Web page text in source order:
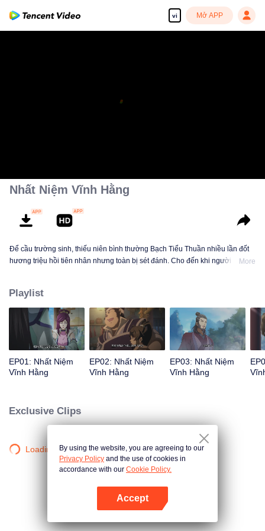
vi Mở APP
Nhất Niệm Vĩnh Hằng
Để cầu trường sinh, thiếu niên bình thường Bạch Tiểu Thuần nhiều lần đốt
hương triệu hồi tiên nhân nhưng toàn bị sét đánh. Cho đến khi người dẫnMore
Playlist
EP01: Nhất Niệm
Vĩnh Hằng
EP02: Nhất Niệm
Vĩnh Hằng
EP03: Nhất Niệm
Vĩnh Hằng
Exclusive Clips
Loading…By using the website, you are agreeing to our
Privacy Policy and the use of cookies in
accordance with our Cookie Policy.
Accept